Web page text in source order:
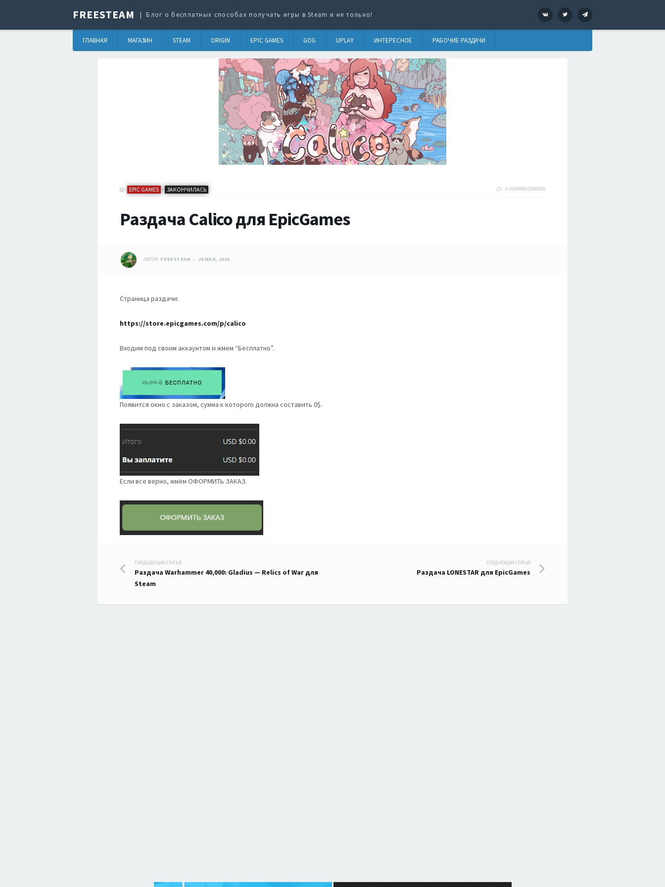
FREESTEAM Блог о бесплатных способах получать игры в Steam и не только! VK Twitter
ГЛАВНАЯ МАГАЗИН STEAM ORIGIN EPIC GAMES GOG UPLAY ИНТЕРЕСНОЕ РАБОЧИЕ РАЗДАЧИ
EPIC GAMES / ЗАКОНЧИЛАСЬ 0 КОММЕНТАРИЕВ
Раздача Calico для EpicGames
АВТОР: FREESTEAM 28 МАЯ, 2026
Страница раздачи:
https://store.epicgames.com/p/calico
Входим под своим аккаунтом и жмем “Бесплатно”.
Появится окно с заказом, сумма к которого должна составить 0$.
Если все верно, жмём ОФОРМИТЬ ЗАКАЗ.
Навигация
по
записям
ПРЕДЫДУЩАЯ СТАТЬЯ
Раздача Warhammer 40,000: Gladius — Relics of War для
Steam
СЛЕДУЮЩАЯ СТАТЬЯ
Раздача LONESTAR для EpicGames